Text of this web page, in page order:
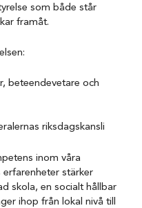
som både står
framåt.
beteendevetare och
riksdagskansli
inom våra
erfarenheter stärker
skola, en socialt hållbar
ihop från lokal nivå till